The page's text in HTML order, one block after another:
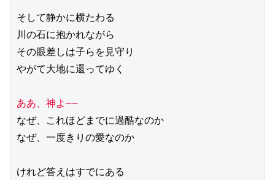
そして静かに横たわる
川の石に抱かれながら
その眼差しは子らを見守り
やがて大地に還ってゆく
ああ、神よ――
なぜ、これほどまでに過酷なのか
なぜ、一度きりの愛なのか
けれど答えはすでにある